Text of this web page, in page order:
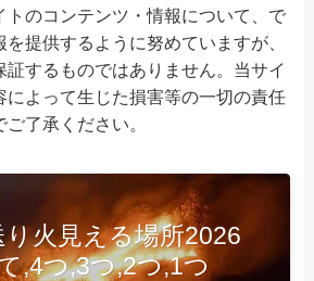
トのコンテンツ・情報について、で
提供するように努めていますが、
証するものではありません。当サイ
によって生じた損害等の一切の責任
了承ください。
り火見える場所2026
,4つ,3つ,2つ,1つ